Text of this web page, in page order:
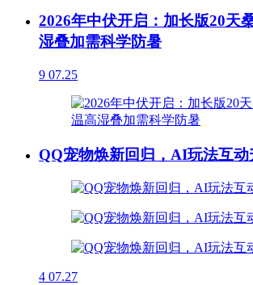
2026年中伏开启：加长版20天
湿叠加需科学防暑
9 07.25
QQ宠物焕新回归，AI玩法互动
4 07.27